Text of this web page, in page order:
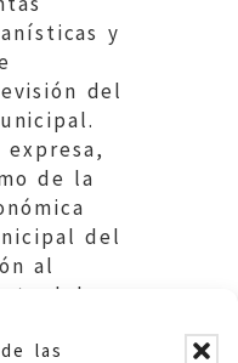
las
y
del
de la
del
al
del
10